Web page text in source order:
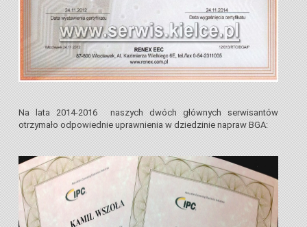
Na lata 2014-2016 naszych dwóch głównych serwisantów
otrzymało odpowiednie uprawnienia w dziedzinie napraw BGA: